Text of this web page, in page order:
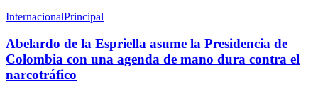
InternacionalPrincipal
Abelardo de la Espriella asume la Presidencia de
Colombia con una agenda de mano dura contra el
narcotráfico